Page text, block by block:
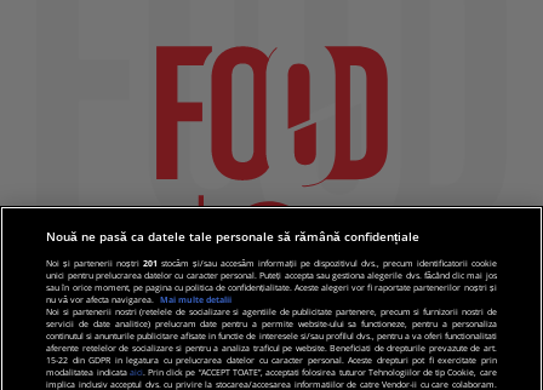
Nouă ne pasă ca datele tale personale să rămână confidențiale
Noi și partenerii noștri201 stocăm și/sau accesăm informații pe dispozitivul dvs., precum identificatorii cookie
unici pentru prelucrarea datelor cu caracter personal. Puteți accepta sau gestiona alegerile dvs. făcând clic mai jos
sau în orice moment, pe pagina cu politica de confidențialitate. Aceste alegeri vor fi raportate partenerilor noștri și
nu vă vor afecta navigarea.
Mai multe detalii
Noi si partenerii nostri (retelele de socializare si agentiile de publicitate partenere, precum si furnizorii nostri de
servicii de date analitice) prelucram date pentru a permite website-ului sa functioneze, pentru a personaliza
continutul si anunturile publicitare afisate in functie de interesele si/sau profilul dvs., pentru a va oferi functionalitati
aferente retelelor de socializare si pentru a analiza traficul pe website. Beneficiati de drepturile prevazute de art.
15-22 din GDPR in legatura cu prelucrarea datelor cu caracter personal. Aceste drepturi pot fi exercitate prin
modalitatea indicata aici. Prin click pe “ACCEPT TOATE”, acceptati folosirea tuturor Tehnologiilor de tip Cookie, care
implica inclusiv acceptul dvs. cu privire la stocarea/accesarea informatiilor de catre Vendor-ii cu care colaboram.